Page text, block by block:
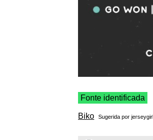
Fonte identificada
Biko Sugerida por jerseygirl